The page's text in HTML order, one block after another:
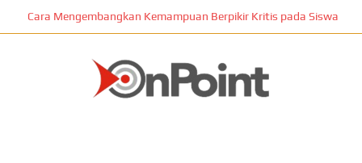
Cara Mengembangkan Kemampuan Berpikir Kritis pada Siswa